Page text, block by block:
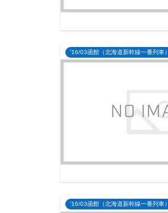
'16/03函館（北海道新幹線一番列車）
'16/03函館（北海道新幹線一番列車）